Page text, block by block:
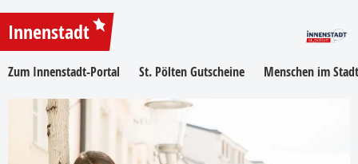
Innenstadt
Zum Innenstadt-Portal St. Pölten Gutscheine Menschen im